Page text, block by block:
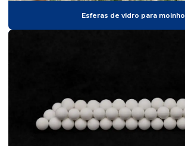
Esferas para moinho
Esferas para moinho de bolas
Esferas de vidro para moinho